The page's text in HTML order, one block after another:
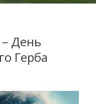
День
Герба